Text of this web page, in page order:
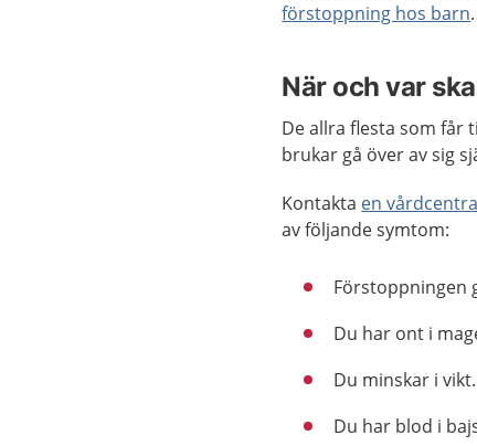
förstoppning hos barn.
När och var
De allra flesta som får
brukar gå över av sig
Kontakta en
av följande symtom:
Förstoppningen
Du har ont i
Du minskar i vikt.
Du har blod i